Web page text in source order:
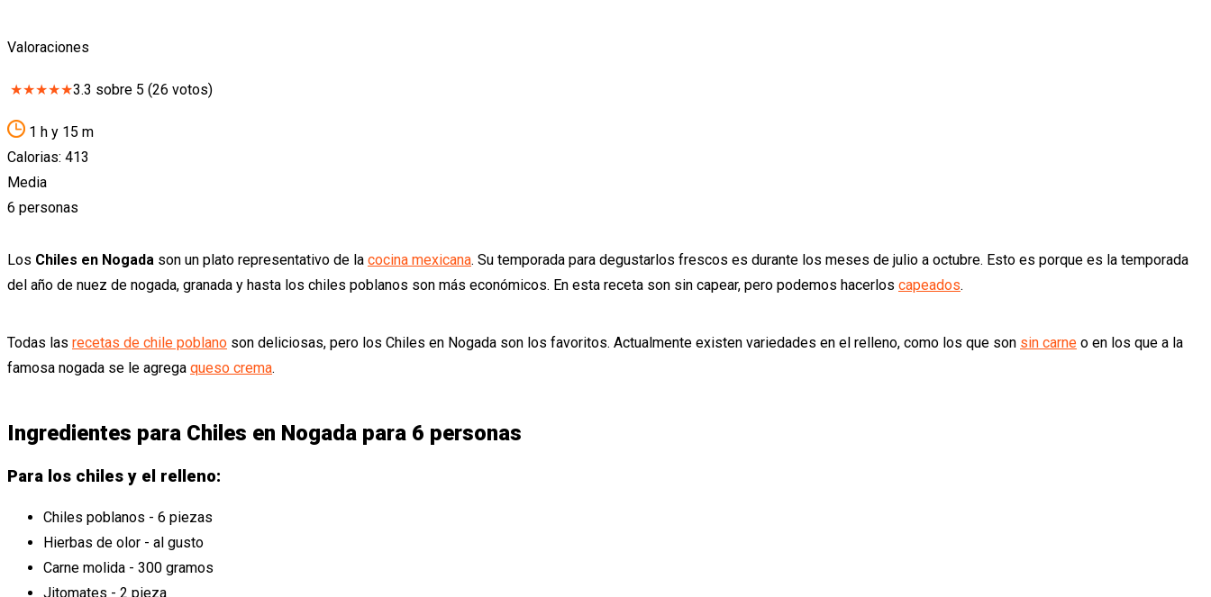
Valoraciones
★★★★★3.3 sobre 5 (26 votos)
1 h y 15 m
Calorias: 413
Media
6 personas
Los Chiles en Nogada son un plato representativo de la cocina mexicana. Su temporada para degustarlos frescos es durante los meses de julio a octubre. Esto es porque es la temporada
del año de nuez de nogada, granada y hasta los chiles poblanos son más económicos. En esta receta son sin capear, pero podemos hacerlos capeados.
Todas las recetas de chile poblano son deliciosas, pero los Chiles en Nogada son los favoritos. Actualmente existen variedades en el relleno, como los que son sin carne o en los que a la
famosa nogada se le agrega queso crema.
Ingredientes para Chiles en Nogada para 6 personas
Para los chiles y el relleno:
Chiles poblanos - 6 piezas
Hierbas de olor - al gusto
Carne molida - 300 gramos
Jitomates - 2 pieza